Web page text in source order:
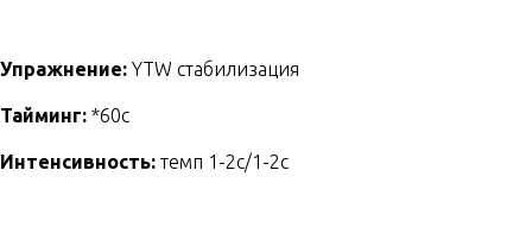
Упражнение: YTW стабилизация
Тайминг: *60с
Интенсивность: темп 1-2с/1-2с